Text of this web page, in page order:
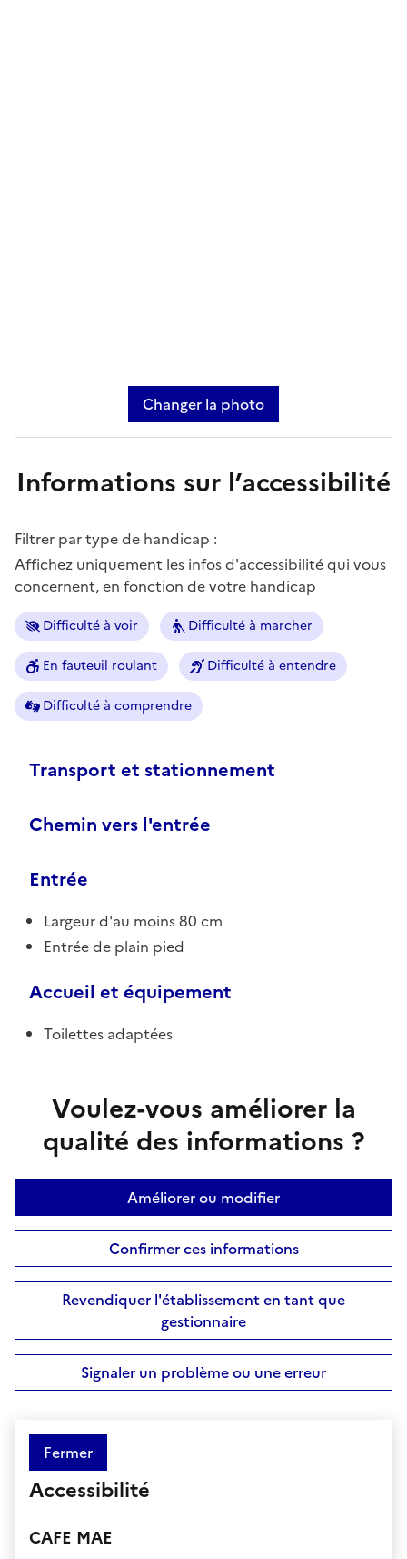
Changer la photo
Informations sur l’accessibilité
Filtrer par type de handicap :
Affichez uniquement les infos d'accessibilité qui vous
concernent, en fonction de votre handicap
Difficulté à voir Difficulté à marcher
En fauteuil roulant Difficulté à entendre
Difficulté à comprendre
Transport et stationnement
Chemin vers l'entrée
Entrée
Largeur d'au moins 80 cm
Entrée de plain pied
Accueil et équipement
Toilettes adaptées
Voulez-vous améliorer la
qualité des informations ?
Améliorer ou modifier
Confirmer ces informations
Revendiquer l'établissement en tant que
gestionnaire
Signaler un problème ou une erreur
Fermer
Accessibilité
CAFE MAE